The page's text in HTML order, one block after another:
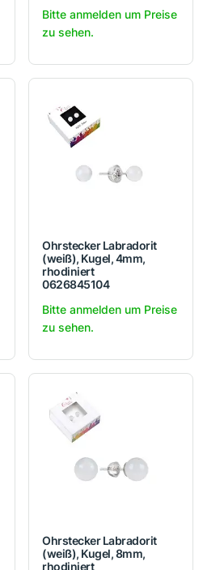
Bitte anmelden um Preise
zu sehen.
Ohrstecker Labradorit
(weiß), Kugel, 4mm,
rhodiniert
0626845104
Bitte anmelden um Preise
zu sehen.
Ohrstecker Labradorit
(weiß), Kugel, 8mm,
rhodiniert